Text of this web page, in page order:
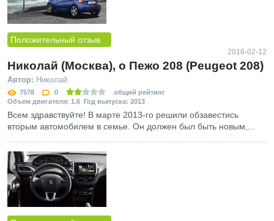
Положительный отзыв
2016-02-12
Николай (Москва), о Пежо 208 (Peugeot 208)
Автор: Николай
7578 0
общий рейтинг
Объем двигателя: 1.6 Год выпуска: 2013
Всем здравствуйте! В марте 2013-го решили обзавестись
вторым автомобилем в семье. Он должен был быть новым,...